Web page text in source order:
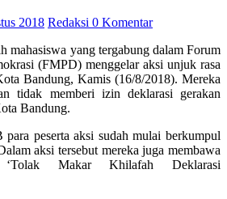
2018 Redaksi 0 Komentar
mahasiswa yang tergabung dalam Forum
(FMPD) menggelar aksi unjuk rasa
Bandung, Kamis (16/8/2018). Mereka
tidak memberi izin deklarasi gerakan
Bandung.
peserta aksi sudah mulai berkumpul
aksi tersebut mereka juga membawa
‘Tolak Makar Khilafah Deklarasi